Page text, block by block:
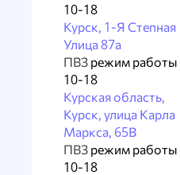
10-18
Курск, 1-Я Степная
Улица 87а
ПВЗ режим работы
10-18
Курская область,
Курск, улица Карла
Маркса, 65В
ПВЗ режим работы
10-18